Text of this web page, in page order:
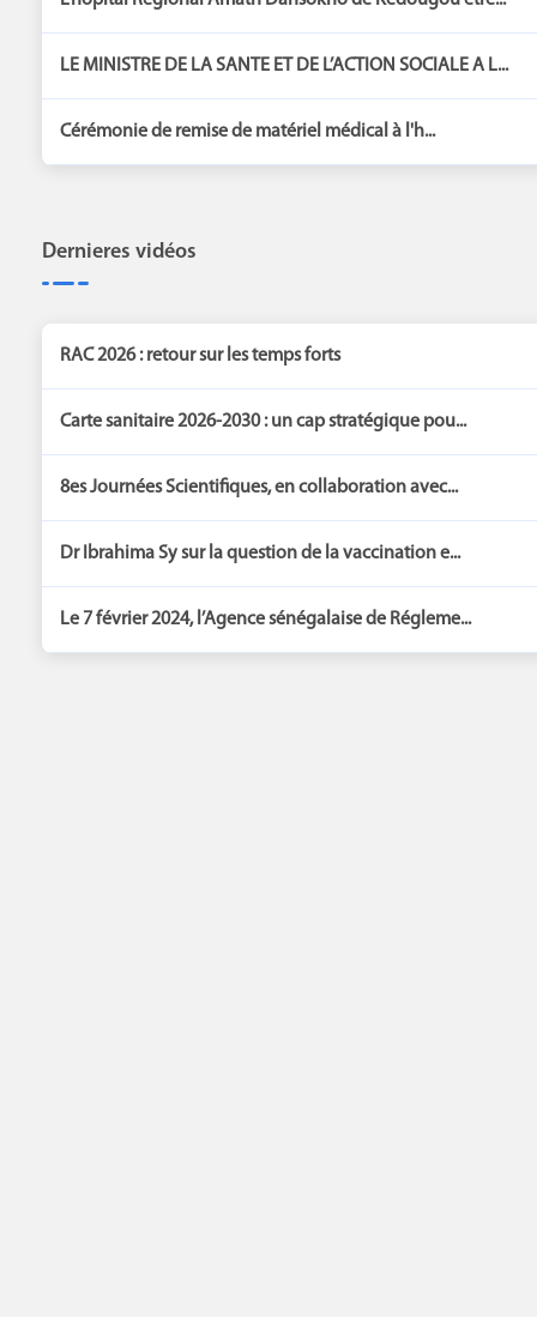
LE MINISTRE DE LA SANTE ET DE L’ACTION SOCIALE A L...
Cérémonie de remise de matériel médical à l'h...
Dernieres vidéos
RAC 2026 : retour sur les temps forts
Carte sanitaire 2026-2030 : un cap stratégique pou...
8es Journées Scientifiques, en collaboration avec...
Dr Ibrahima Sy sur la question de la vaccination e...
Le 7 février 2024, l’Agence sénégalaise de Régleme...